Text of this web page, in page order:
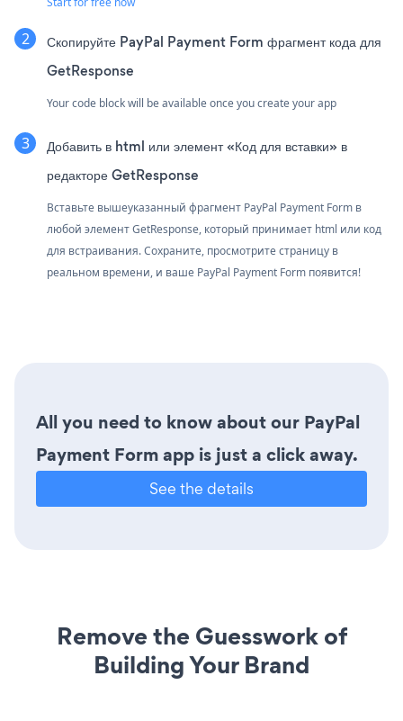
Скопируйте PayPal Payment Form фрагмент кода для
GetResponse
Your code block will be available once you create your app
Добавить в html или элемент «Код для вставки» в
редакторе GetResponse
Вставьте вышеуказанный фрагмент PayPal Payment Form в
любой элемент GetResponse, который принимает html или код
для встраивания. Сохраните, просмотрите страницу в
реальном времени, и ваше PayPal Payment Form появится!
All you need to know about our PayPal
Payment Form app is just a click away.
See the details
Remove the Guesswork of
Building Your Brand